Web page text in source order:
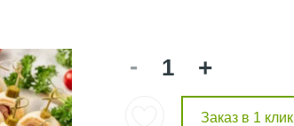
- +
Заказ в 1 клик